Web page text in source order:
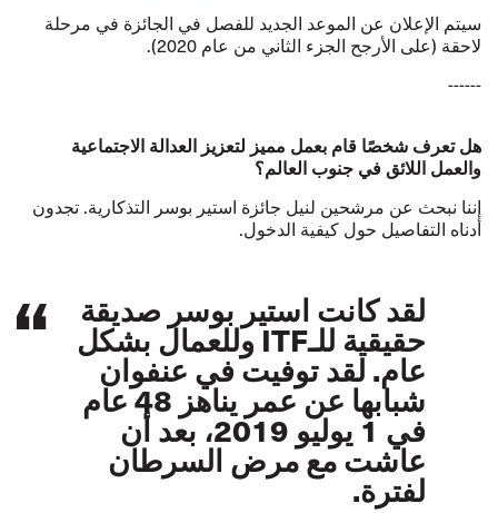
سيتم الإعلان عن الموعد الجديد للفصل في الجائزة في مرحلة
لاحقة (على الأرجح الجزء الثاني من عام 2020).
------
هل تعرف شخصًا قام بعمل مميز لتعزيز العدالة الاجتماعية
والعمل اللائق في جنوب العالم؟
إننا نبحث عن مرشحين لنيل جائزة استير بوسر التذكارية. تجدون
أدناه التفاصيل حول كيفية الدخول.
لقد كانت استير بوسر صديقة
حقيقية للـITF وللعمال بشكل
عام. لقد توفيت في عنفوان
شبابها عن عمر يناهز 48 عام
في 1 يوليو 2019، بعد أن
عاشت مع مرض السرطان
لفترة.